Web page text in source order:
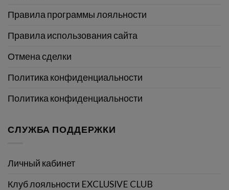
Правила программы лояльности
Правила использования сайта
Отмена сделки
Политика конфиденциальности
Политика конфиденциальности
СЛУЖБА ПОДДЕРЖКИ
Личный кабинет
Клуб лояльности EXCLUSIVE CLUB